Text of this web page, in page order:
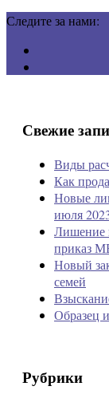
Следите за нами:
Свежие
Виды
Как
Новые
июля
Лишение
приказ
Новый
семей
Образец
Рубрики